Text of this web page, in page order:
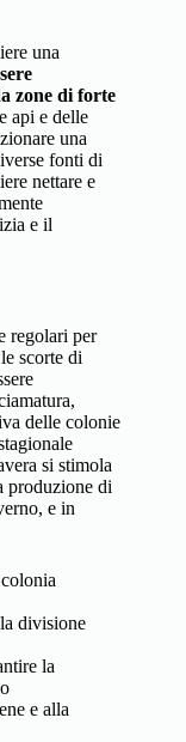
una
zone di forte
api e delle
una
fonti di
nettare e
e il
regolari per
scorte di
delle colonie
si stimola
produzione di
e in
divisione
la
e alla